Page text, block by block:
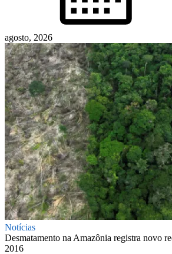
agosto, 2026
Notícias
Desmatamento na Amazônia registra novo
2016